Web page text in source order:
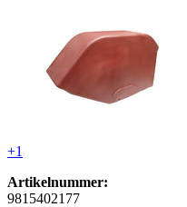
+1
Artikelnummer:
9815402177